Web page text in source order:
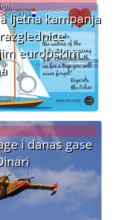
ljetna kampanja
europskim
i danas gase